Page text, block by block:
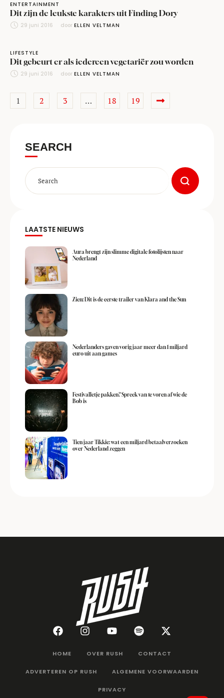
ENTERTAINMENT
Dit zijn de leukste karakters uit Finding Dory
29 juni 2016 door ELLEN VELTMAN
LIFESTYLE
Dit gebeurt er als iedereen vegetariër zou worden
29 juni 2016 door ELLEN VELTMAN
1 2 3 … 18 19
SEARCH
LAATSTE NIEUWS
Aura brengt zijn slimme digitale fotolijsten naar
Nederland
Zien: Dit is de eerste trailer van Klara and the Sun
Nederlanders gaven vorig jaar meer dan 1 miljard
euro uit aan games
Festivalletje pakken? Spreek van te voren af wie de
Bob is
Tien jaar Tikkie: wat een miljard betaalverzoeken
over Nederland zeggen
HOME OVER RUSH CONTACT
ADVERTEREN OP RUSH ALGEMENE VOORWAARDEN
PRIVACY